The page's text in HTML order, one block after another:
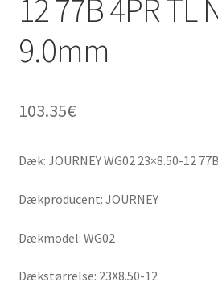
12 77B 4PR TL
9.0mm
103.35€
Dæk: JOURNEY WG02 23×8.50-12
Dækproducent: JOURNEY
Dækmodel: WG02
Dækstørrelse: 23X8.50-12